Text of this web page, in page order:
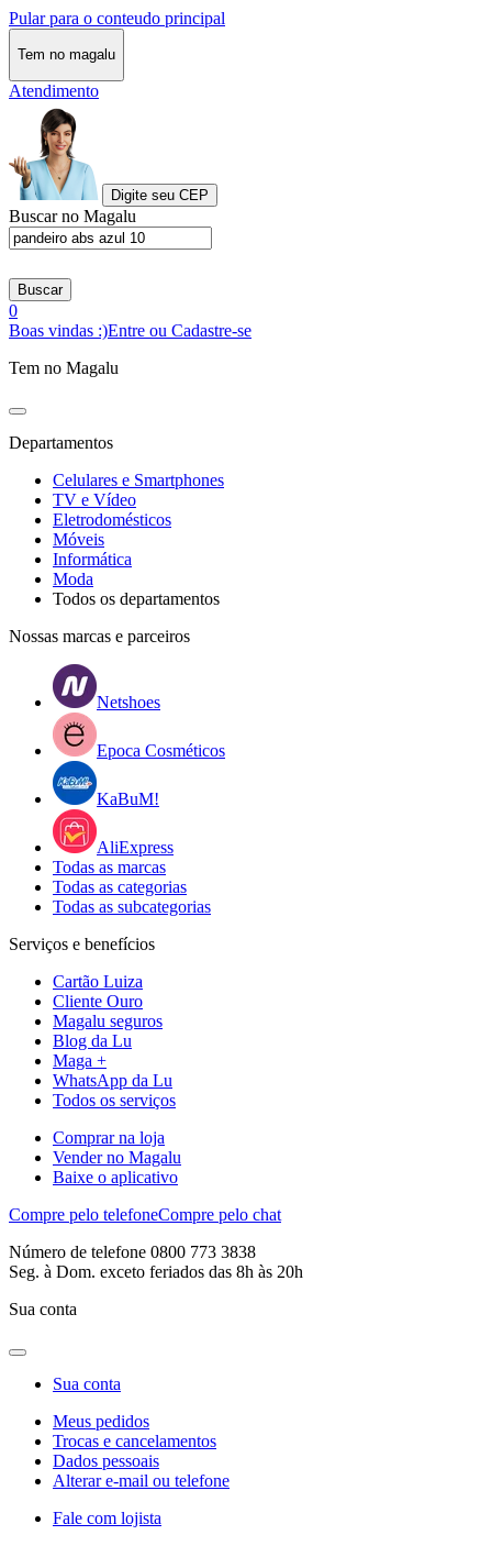
Pular para o conteudo principal
Tem no magalu
Atendimento
Digite seu CEP
Buscar no Magalu
Buscar
0
Boas vindas :)Entre ou Cadastre-se
Tem no Magalu
Departamentos
Celulares e Smartphones
TV e Vídeo
Eletrodomésticos
Móveis
Informática
Moda
Todos os departamentos
Nossas marcas e parceiros
Netshoes
Epoca Cosméticos
KaBuM!
AliExpress
Todas as marcas
Todas as categorias
Todas as subcategorias
Serviços e benefícios
Cartão Luiza
Cliente Ouro
Magalu seguros
Blog da Lu
Maga +
WhatsApp da Lu
Todos os serviços
Comprar na loja
Vender no Magalu
Baixe o aplicativo
Compre pelo telefoneCompre pelo chat
Número de telefone 0800 773 3838
Seg. à Dom. exceto feriados das 8h às 20h
Sua conta
Sua conta
Meus pedidos
Trocas e cancelamentos
Dados pessoais
Alterar e-mail ou telefone
Fale com lojista